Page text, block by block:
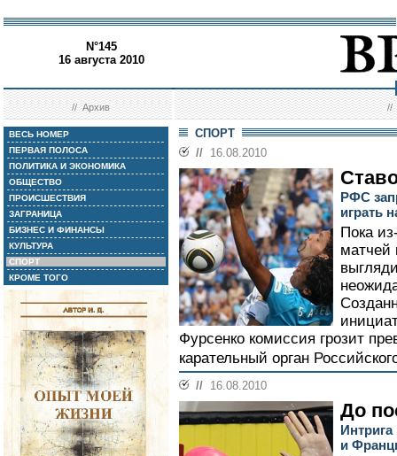
N°145
16 августа 2010
//Архив //
ВЕСЬ НОМЕР
ПЕРВАЯ ПОЛОСА
ПОЛИТИКА И ЭКОНОМИКА
ОБЩЕСТВО
ПРОИСШЕСТВИЯ
ЗАГРАНИЦА
БИЗНЕС И ФИНАНСЫ
КУЛЬТУРА
СПОРТ
КРОМЕ ТОГО
СПОРТ
// 16.08.2010
РФС
играть
Пока
матчей
Фурсенко комиссия грозит
карательный орган
// 16.08.2010
До
и